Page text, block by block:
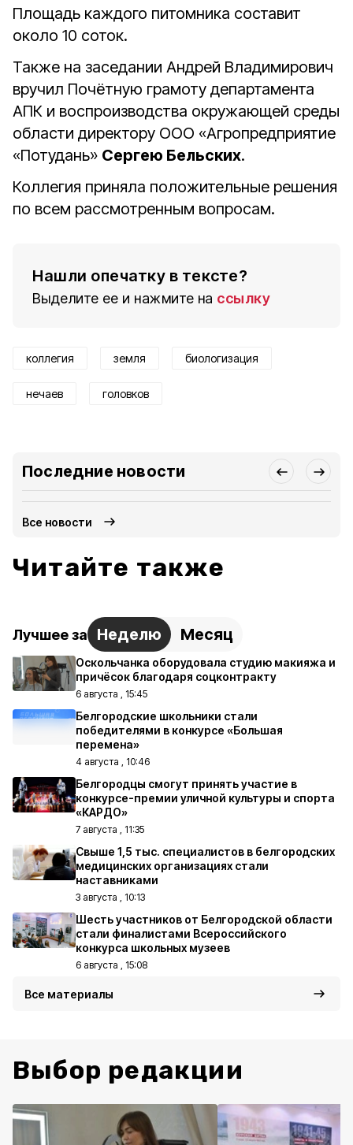
Площадь каждого питомника составит
около 10 соток.
Также на заседании Андрей Владимирович
вручил Почётную грамоту департамента
АПК и воспроизводства окружающей среды
области директору ООО «Агропредприятие
«Потудань» Сергею Бельских.
Коллегия приняла положительные решения
по всем рассмотренным вопросам.
Нашли опечатку в тексте?
Выделите ее и нажмите на ссылку
коллегия земля биологизация
нечаев головков
Последние новости
Все новости
Читайте также
Лучшее за Неделю Месяц
Оскольчанка оборудовала студию макияжа и
причёсок благодаря соцконтракту
6 августа , 15:45
Белгородские школьники стали
победителями в конкурсе «Большая
перемена»
4 августа , 10:46
Белгородцы смогут принять участие в
конкурсе-премии уличной культуры и спорта
«КАРДО»
7 августа , 11:35
Свыше 1,5 тыс. специалистов в белгородских
медицинских организациях стали
наставниками
3 августа , 10:13
Шесть участников от Белгородской области
стали финалистами Всероссийского
конкурса школьных музеев
6 августа , 15:08
Все материалы
Выбор редакции